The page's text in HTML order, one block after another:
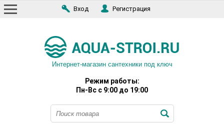
Вход Регистрация
Интернет-магазин сантехники под ключ
Режим работы:
Пн-Вс с 9:00 до 19:00